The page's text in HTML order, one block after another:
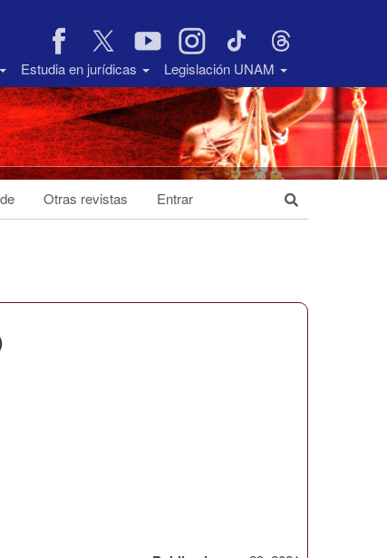
Estudia en jurídicas Legislación UNAM
Otras revistas Entrar